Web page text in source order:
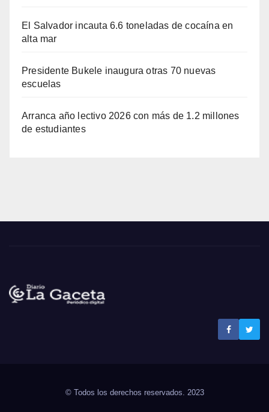
El Salvador incauta 6.6 toneladas de cocaína en
alta mar
Presidente Bukele inaugura otras 70 nuevas
escuelas
Arranca año lectivo 2026 con más de 1.2 millones
de estudiantes
© Todos los derechos reservados. 2023